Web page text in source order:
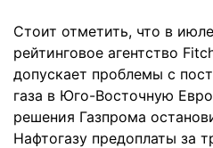
Стоит отметить, что в
рейтинговое агентство
допускает проблемы с
газа в Юго-Восточную
решения Газпрома
Нафтогазу предоплаты за